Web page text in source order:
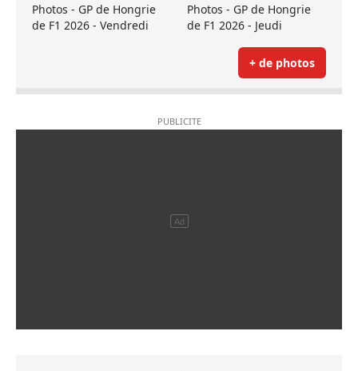
Photos - GP de Hongrie
de F1 2026 - Vendredi
Photos - GP de Hongrie
de F1 2026 - Jeudi
+ de photos